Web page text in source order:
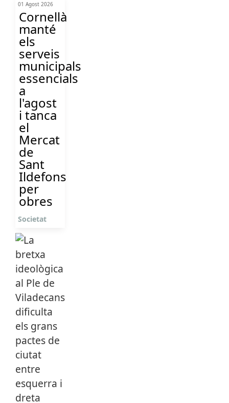
01 Agost 2026
Cornellà
manté
els
serveis
municipals
essencials
a
l'agost
i tanca
el
Mercat
de
Sant
Ildefons
per
obres
Societat